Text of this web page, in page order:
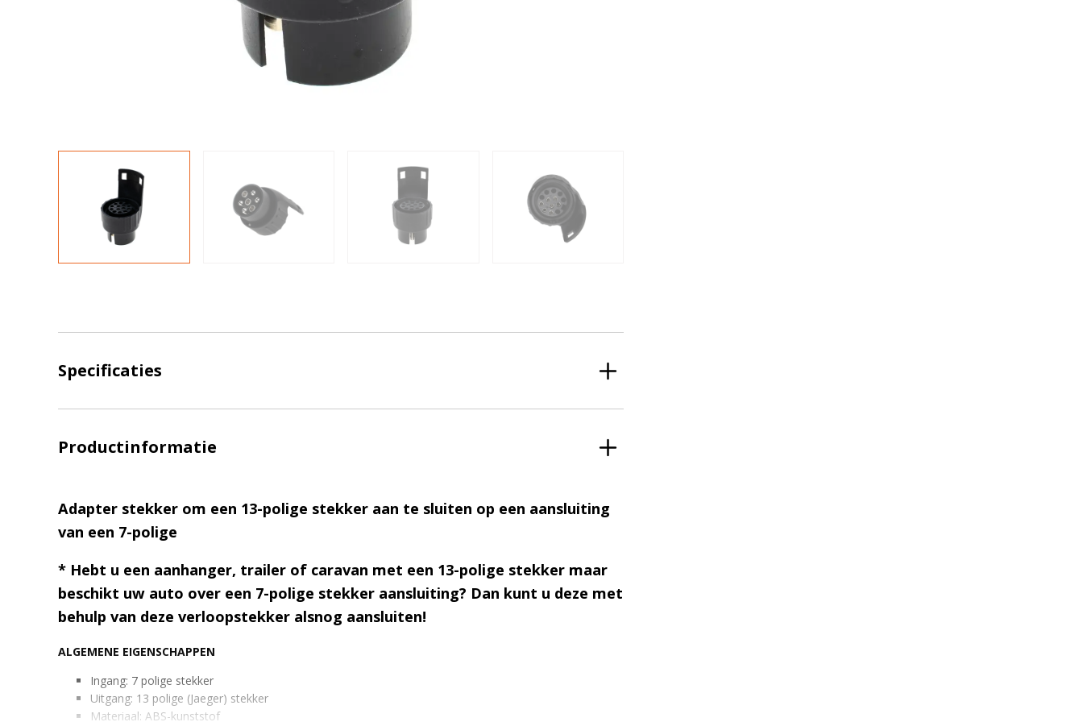
Specificaties
Productinformatie
Adapter stekker om een 13-polige stekker aan te sluiten op een aansluiting
van een 7-polige
* Hebt u een aanhanger, trailer of caravan met een 13-polige stekker maar
beschikt uw auto over een 7-polige stekker aansluiting? Dan kunt u deze met
behulp van deze verloopstekker alsnog aansluiten!
ALGEMENE EIGENSCHAPPEN
Ingang: 7 polige stekker
Uitgang: 13 polige (Jaeger) stekker
Materiaal: ABS-kunststof